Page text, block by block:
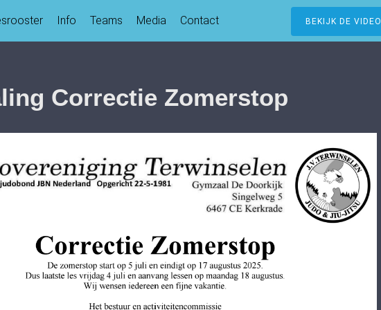
Info Teams Media Contact BEKIJK DE VIDEO
Correctie Zomerstop